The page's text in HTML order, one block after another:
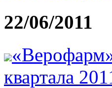
22/06/2011
квартала